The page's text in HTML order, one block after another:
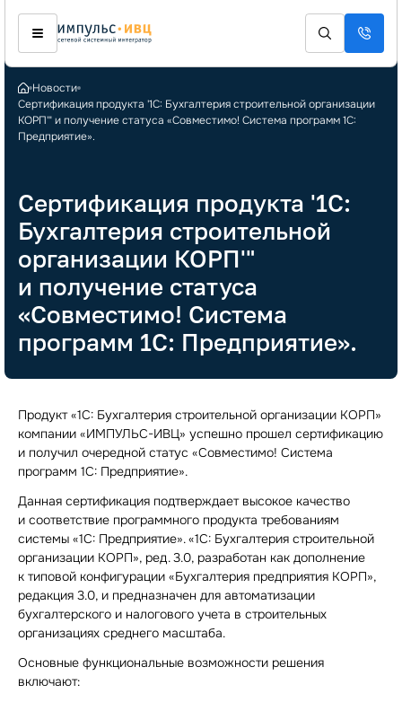
Новости
Сертификация продукта '1С: Бухгалтерия строительной организации
КОРП'" и получение статуса «Совместимо! Система программ 1С:
Предприятие».
Сертификация продукта '1С:
Бухгалтерия строительной
организации КОРП'"
и получение статуса
«Совместимо! Система
программ 1С: Предприятие».
Продукт «1С: Бухгалтерия строительной организации КОРП»
компании «ИМПУЛЬС-ИВЦ» успешно прошел сертификацию
и получил очередной статус «Совместимо! Система
программ 1С: Предприятие».
Данная сертификация подтверждает высокое качество
и соответствие программного продукта требованиям
системы «1С: Предприятие». «1С: Бухгалтерия строительной
организации КОРП», ред. 3.0, разработан как дополнение
к типовой конфигурации «Бухгалтерия предприятия КОРП»,
редакция 3.0, и предназначен для автоматизации
бухгалтерского и налогового учета в строительных
организациях среднего масштаба.
Основные функциональные возможности решения
включают: